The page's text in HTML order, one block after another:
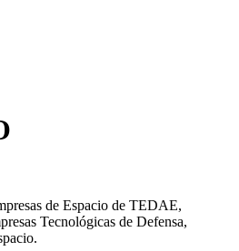
de Espacio de TEDAE,
Tecnológicas de Defensa,